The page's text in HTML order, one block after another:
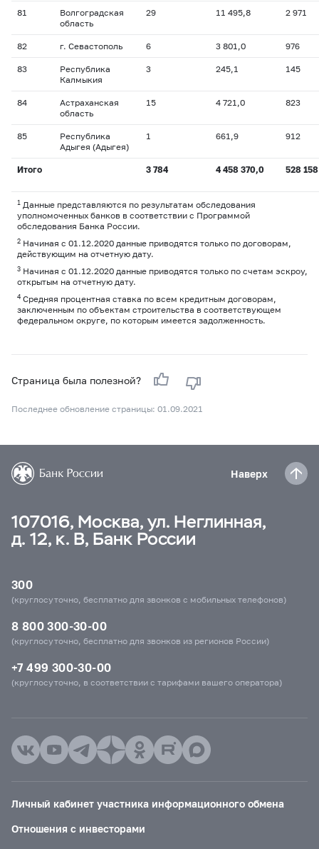
81
Волгоградская
область
29 11 495,8 2 971
82 г. Севастополь 6 3 801,0 976
83
Республика
Калмыкия
3 245,1 145
84
Астраханская
область
15 4 721,0 823
85
Республика
Адыгея (Адыгея)
1 661,9 912
Итого 3 784 4 458 370,0 528 158
1 Данные представляются по результатам обследования
уполномоченных банков в соответствии с Программой
обследования Банка России.
2 Начиная с 01.12.2020 данные приводятся только по договорам,
действующим на отчетную дату.
3 Начиная с 01.12.2020 данные приводятся только по счетам эскроу,
открытым на отчетную дату.
4 Средняя процентная ставка по всем кредитным договорам,
заключенным по объектам строительства в соответствующем
федеральном округе, по которым имеется задолженность.
Страница была полезной?
Последнее обновление страницы: 01.09.2021
Наверх
107016, Москва, ул. Неглинная,
д. 12, к. В, Банк России
300
(круглосуточно, бесплатно для звонков с мобильных телефонов)
8 800 300-30-00
(круглосуточно, бесплатно для звонков из регионов России)
+7 499 300-30-00
(круглосуточно, в соответствии с тарифами вашего оператора)
Личный кабинет участника информационного обмена
Отношения с инвесторами